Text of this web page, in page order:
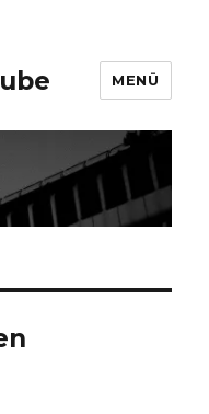
MENÜ